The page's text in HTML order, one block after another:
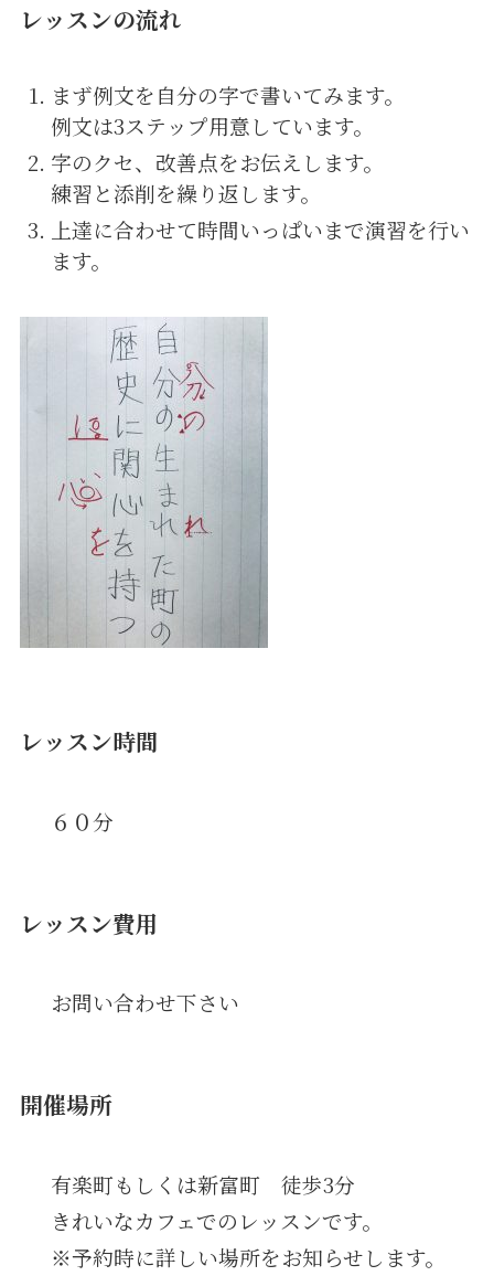
レッスンの流れ
まず例文を自分の字で書いてみます。
例文は3ステップ用意しています。
字のクセ、改善点をお伝えします。
練習と添削を繰り返します。
上達に合わせて時間いっぱいまで演習を行い
ます。
レッスン時間
６０分
レッスン費用
お問い合わせ下さい
開催場所
有楽町もしくは新富町 徒歩3分
きれいなカフェでのレッスンです。
※予約時に詳しい場所をお知らせします。